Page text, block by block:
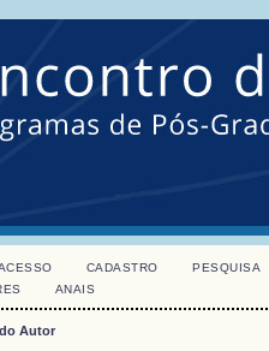
CADASTRO
PESQUISA
ANAIS
Autor